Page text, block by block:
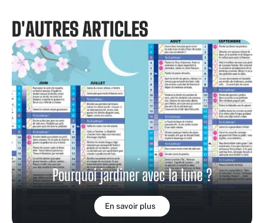
D'AUTRES ARTICLES
Pourquoi jardiner avec la lune ?
En savoir plus